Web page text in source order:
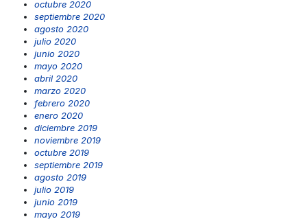
octubre 2020
septiembre 2020
agosto 2020
julio 2020
junio 2020
mayo 2020
abril 2020
marzo 2020
febrero 2020
enero 2020
diciembre 2019
noviembre 2019
octubre 2019
septiembre 2019
agosto 2019
julio 2019
junio 2019
mayo 2019